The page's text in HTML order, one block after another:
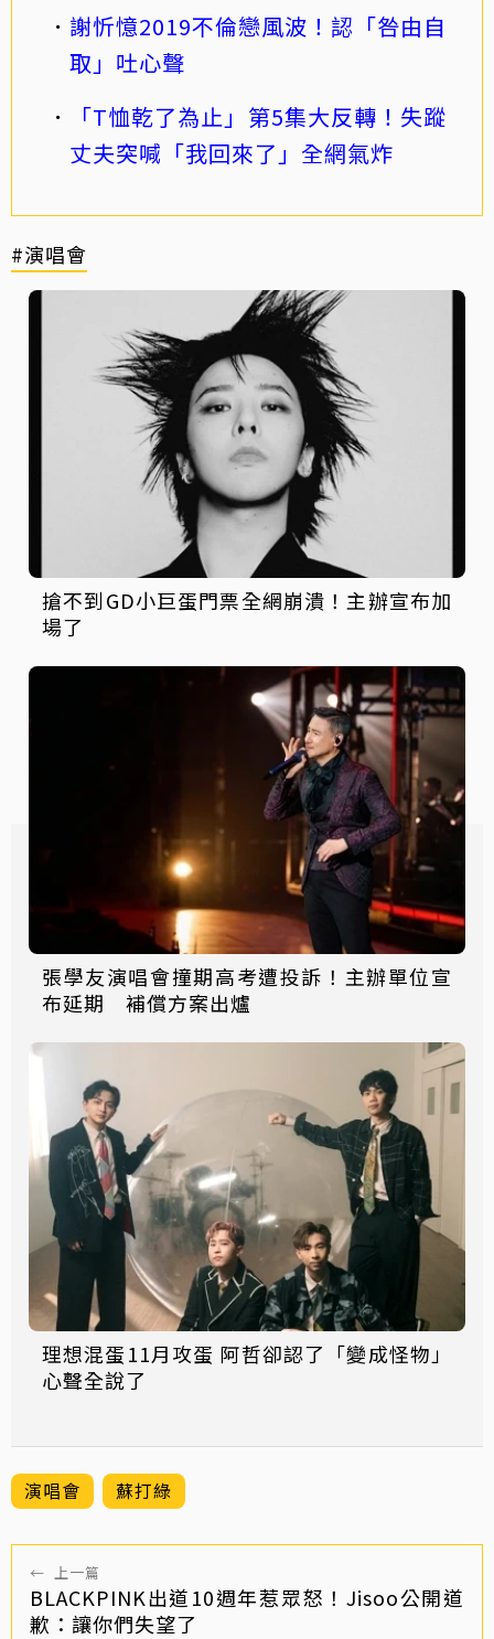
謝忻憶2019不倫戀風波！認「咎由自
取」吐心聲
「T恤乾了為止」第5集大反轉！失蹤
丈夫突喊「我回來了」全網氣炸
#演唱會
搶不到GD小巨蛋門票全網崩潰！主辦宣布加
場了
張學友演唱會撞期高考遭投訴！主辦單位宣
布延期 補償方案出爐
理想混蛋11月攻蛋 阿哲卻認了「變成怪物」
心聲全說了
演唱會 蘇打綠
← 上一篇
BLACKPINK出道10週年惹眾怒！Jisoo公開道
歉：讓你們失望了